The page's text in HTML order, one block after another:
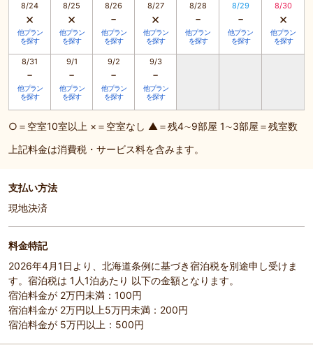
8/24
×
他プラン
を探す
8/25
×
他プラン
を探す
8/26
-
他プラン
を探す
8/27
×
他プラン
を探す
8/28
-
他プラン
を探す
8/29
-
他プラン
を探す
8/30
×
他プラン
を探す
8/31
-
他プラン
を探す
9/1
-
他プラン
を探す
9/2
-
他プラン
を探す
9/3
-
他プラン
を探す
○＝空室10室以上 ×＝空室なし ▲＝残4∼9部屋 1∼3部屋＝残室数
上記料金は消費税・サービス料を含みます。
支払い方法
現地決済
料金特記
2026年4月1日より、北海道条例に基づき宿泊税を別途申し受けま
す。宿泊税は 1人1泊あたり 以下の金額となります。
宿泊料金が 2万円未満：100円
宿泊料金が 2万円以上5万円未満：200円
宿泊料金が 5万円以上：500円